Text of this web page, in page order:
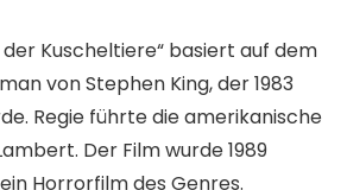
der Kuscheltiere“ basiert auf dem
von Stephen King, der 1983
Regie führte die amerikanische
Der Film wurde 1989
Horrorfilm des Genres.